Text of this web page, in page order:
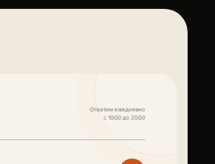
Ответим ежедневно
с 10:00 до 20:00